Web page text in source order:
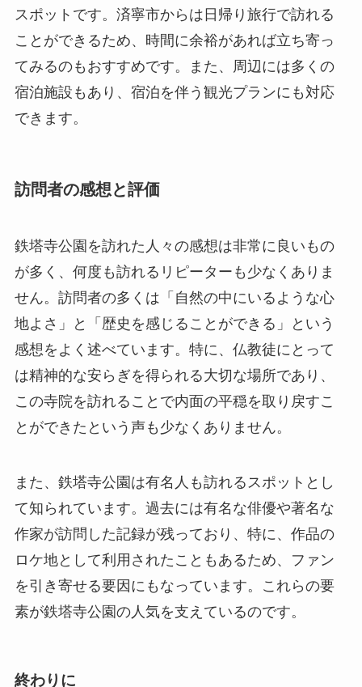
訪問者の感想と評価
鉄塔寺公園を訪れた人々の感想は非常に良いもの
地よさ」と「歴史を感じることができる」という
は精神的な安らぎを得られる大切な場所であり、
この寺院を訪れることで内面の平穏を取り戻すこ
とができたという声も少なくありません。
また、鉄塔寺公園は有名人も訪れるスポットとし
て知られています。過去には有名な俳優や著名な
作家が訪問した記録が残っており、特に、作品の
ロケ地として利用されたこともあるため、ファン
素が鉄塔寺公園の人気を支えているのです。
終わりに
鉄塔寺公園は、済寧市に訪れた際にはぜひ立ち寄
りたいスポットです。歴史と自然が融合したこの
す。アクセスの良さも相まって、観光客からは絶